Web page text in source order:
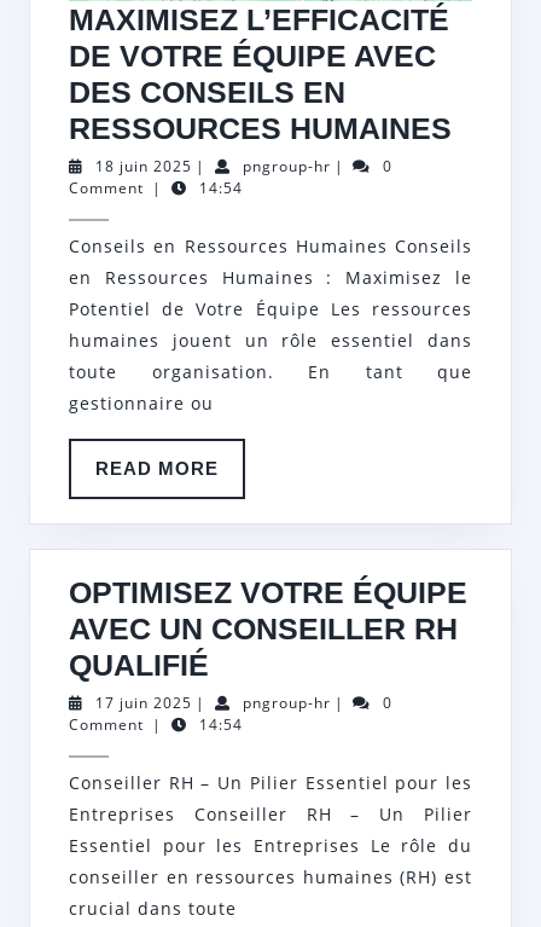
MAXIMISEZ L’EFFICACITÉ
DE VOTRE ÉQUIPE AVEC
DES CONSEILS EN
RESSOURCES HUMAINES
AVEC
DES
18 juin 2025 18
juin
| pngroup-hrpngroup-
|
0
Comment | 14:54
Conseils en Ressources Humaines Conseils
en Ressources Humaines : Maximisez le
Potentiel de Votre Équipe Les ressources
humaines jouent un rôle essentiel dans
toute organisation. En tant que
gestionnaire ou
READ MORE
MORE
OPTIMISEZ VOTRE ÉQUIPE
AVEC UN CONSEILLER RH
QUALIFIÉ
VOTRE
ÉQUIPE
AVEC
UN
CONSEILLER
RH
QUALIFIÉ
17 juin 2025 17
juin
| pngroup-hrpngroup-
|
0
Comment | 14:54
Conseiller RH – Un Pilier Essentiel pour les
Entreprises Conseiller RH – Un Pilier
Essentiel pour les Entreprises Le rôle du
conseiller en ressources humaines (RH) est
crucial dans toute